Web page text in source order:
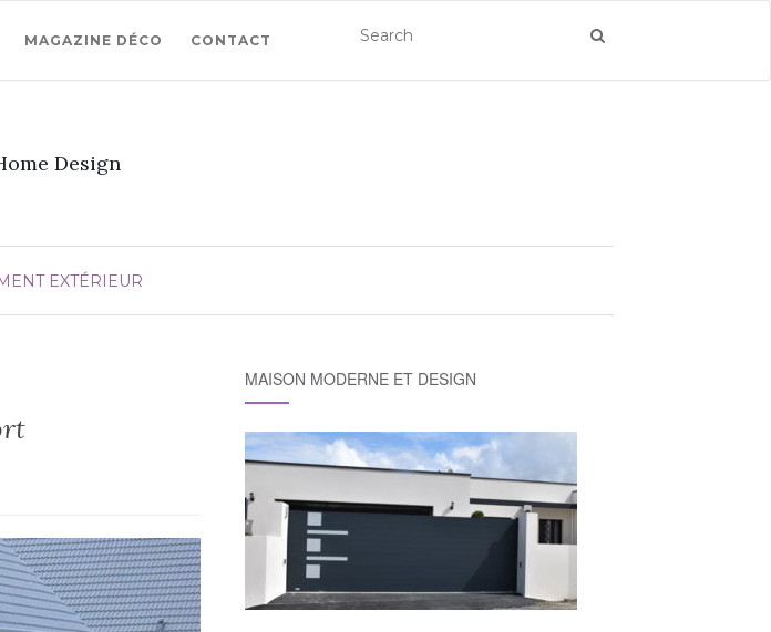
MAGAZINE DÉCO CONTACT
Design
EXTÉRIEUR
MAISON MODERNE ET DESIGN